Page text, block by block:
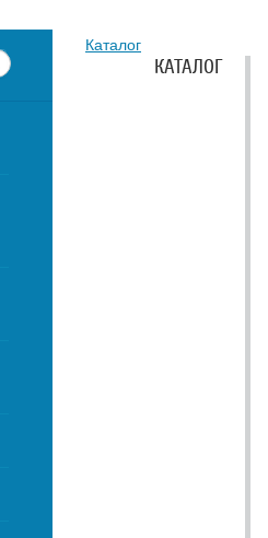
Каталог
КАТАЛОГ